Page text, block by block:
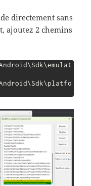
directement sans
ajoutez 2 chemins